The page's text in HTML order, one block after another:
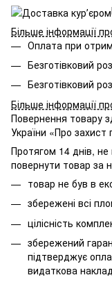
Більше інформації
Оплата при
Безготівковий
Безготівковий
Більше інформації
Повернення товару
України «Про захист
Протягом 14 днів,
повернути товар за
товар не був в
збережені всі
цілісність
збережений
підтверджує
видаткова